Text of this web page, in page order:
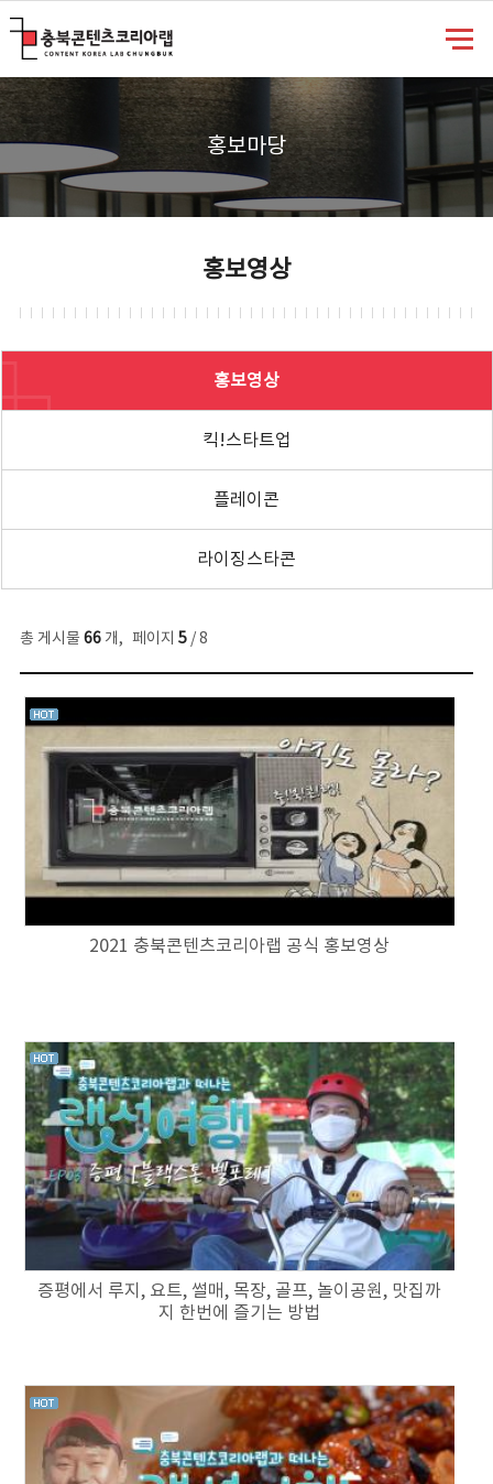
홍보마당
홍보영상
홍보영상
킥!스타트업
플레이콘
라이징스타콘
총 게시물 66개, 페이지 5/ 8
2021 충북콘텐츠코리아랩 공식 홍보영상
증평에서 루지, 요트, 썰매, 목장, 골프, 놀이공원, 맛집까
지 한번에 즐기는 방법